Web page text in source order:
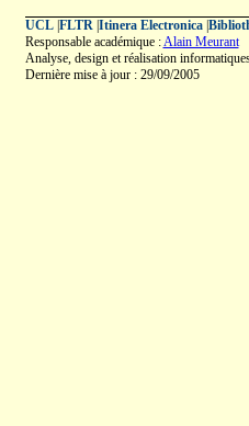
UCL| FLTR| Itinera Electronica|
Responsable académique :Alain Meurant
Analyse, design et réalisation
Dernière mise à jour : 29/09/2005